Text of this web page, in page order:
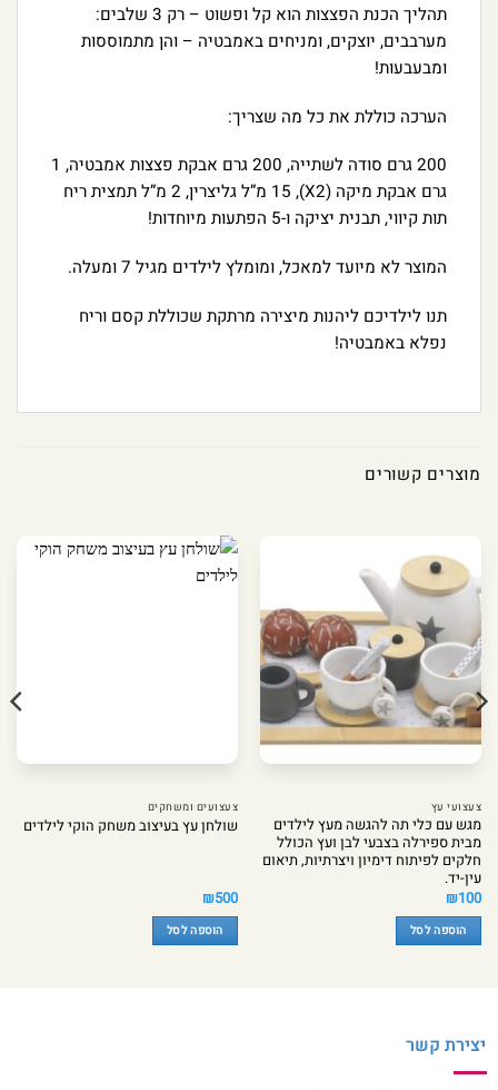
תהליך הכנת הפצצות הוא קל ופשוט – רק 3 שלבים:
מערבבים, יוצקים, ומניחים באמבטיה – והן מתמוססות
ומבעבעות!
הערכה כוללת את כל מה שצריך:
200 גרם סודה לשתייה, 200 גרם אבקת פצצות אמבטיה, 1
גרם אבקת מיקה (X2), 15 מ”ל גליצרין, 2 מ”ל תמצית ריח
תות קיווי, תבנית יציקה ו-5 הפתעות מיוחדות!
המוצר לא מיועד למאכל, ומומלץ לילדים מגיל 7 ומעלה.
תנו לילדיכם ליהנות מיצירה מרתקת שכוללת קסם וריח
נפלא באמבטיה!
מוצרים קשורים
צעצועי עץ
מגש עם כלי תה להגשה מעץ לילדים
מבית ספירלה בצבעי לבן ועץ הכולל
חלקים לפיתוח דימיון ויצרתיות, תיאום
עין-יד.
₪100
הוספה לסל
צעצועים ומשחקים
שולחן עץ בעיצוב משחק הוקי לילדים
₪500
הוספה לסל
יצירת קשר